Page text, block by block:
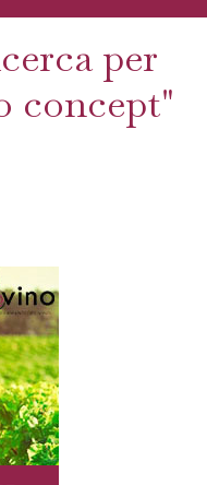
per
concept"